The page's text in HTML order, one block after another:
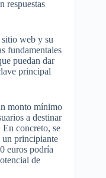
respuestas
web y su
fundamentales
puedan dar
principal
monto mínimo
a destinar
En concreto, se
principiante
euros podría
de